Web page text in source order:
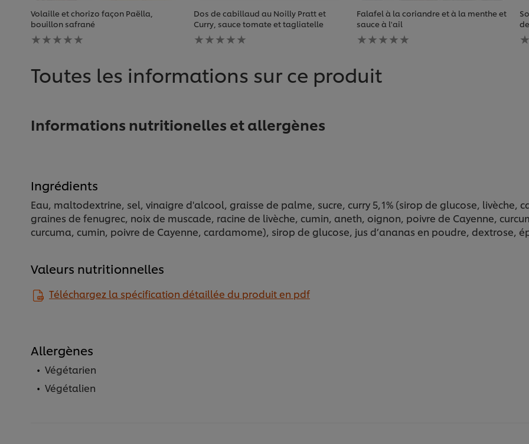
Volaille et chorizo façon Paëlla,
bouillon safrané
Aucune
évaluation
ce
Dos de cabillaud au Noilly Pratt et
Curry, sauce tomate et tagliatelle
Aucune
évaluation
pour
ce
Falafel à la coriandre et à la menthe et
sauce à l'ail
Aucune
évaluation
pour
ce
Toutes les informations sur ce produit
Informations nutritionelles et allergènes
Ingrédients
Eau, maltodextrine, sel, vinaigre d'alcool, graisse de palme, sucre, curry 5,1% (sirop de glucose, livèche,
graines de fenugrec, noix de muscade, racine de livèche, cumin, aneth, oignon, poivre de Cayenne,
curcuma, cumin, poivre de Cayenne, cardamome), sirop de glucose, jus d’ananas en poudre, dextrose,
Valeurs nutritionnelles
Téléchargez la spécification détaillée du produit en pdf
Allergènes
Végétarien
Végétalien